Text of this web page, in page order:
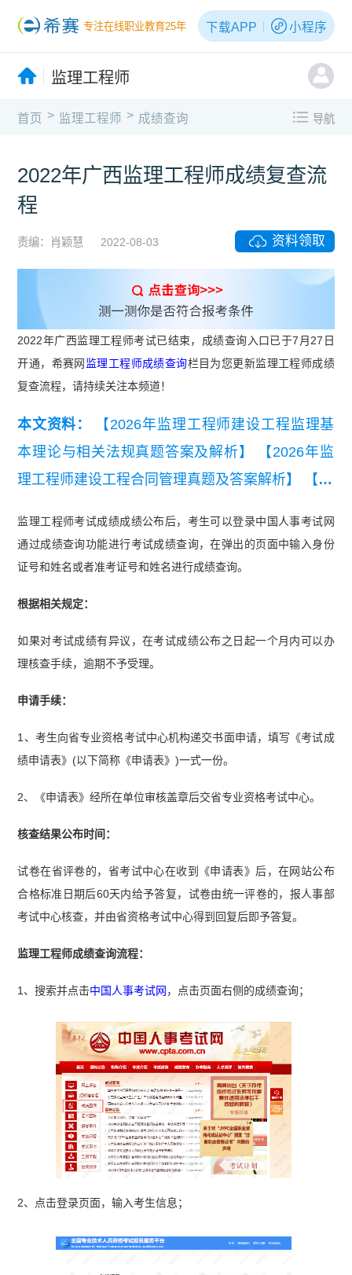
专注在线职业教育25年 下载APP 小程序
监理工程师
首页 > 监理工程师 > 成绩查询 导航
2022年广西监理工程师成绩复查流
程
责编：肖颖慧 2022-08-03 资料领取
2022年广西监理工程师考试已结束，成绩查询入口已于7月27日
开通，希赛网监理工程师成绩查询栏目为您更新监理工程师成绩
复查流程，请持续关注本频道！
本文资料：
【2026年监理工程师建设工程监理基
本理论与相关法规真题答案及解析】
【2026年监
理工程师建设工程合同管理真题及答案解析】
【20
026年监理工程师《合同管理》考前模拟卷一】
【近3年监理工程师《建设工程监理基本理论和相
5）】 【监理工程师《建设工程目标控制》（土木
建筑工程）真题汇总（2023-2025）】
师《建设工程监理案例分析》（土木建筑工程）真
监理工程师考试成绩成绩公布后，考生可以登录中国人事考试网
通过成绩查询功能进行考试成绩查询，在弹出的页面中输入身份
证号和姓名或者准考证号和姓名进行成绩查询。
根据相关规定：
如果对考试成绩有异议，在考试成绩公布之日起一个月内可以办
理核查手续，逾期不予受理。
申请手续：
1、考生向省专业资格考试中心机构递交书面申请，填写《考试成
绩申请表》(以下简称《申请表》)一式一份。
2、《申请表》经所在单位审核盖章后交省专业资格考试中心。
核查结果公布时间：
试卷在省评卷的，省考试中心在收到《申请表》后，在网站公布
合格标准日期后60天内给予答复，试卷由统一评卷的，报人事部
考试中心核查，并由省资格考试中心得到回复后即予答复。
监理工程师成绩查询流程：
1、搜索并点击中国人事考试网，点击页面右侧的成绩查询；
2、点击登录页面，输入考生信息；